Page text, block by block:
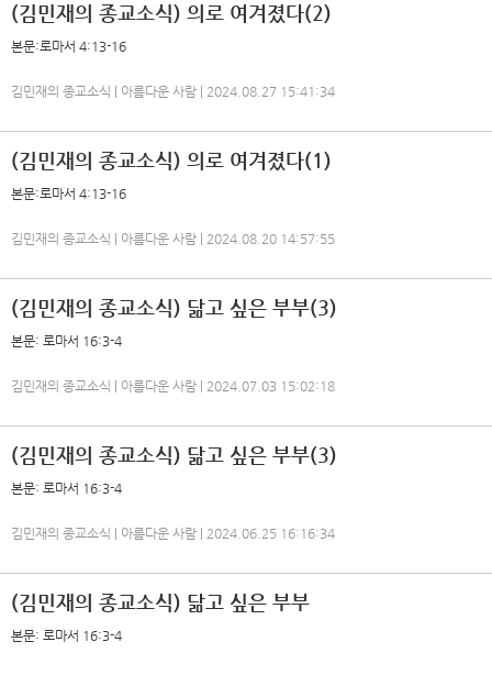
(김민재의 종교소식) 의로 여겨졌다(2)
본문:로마서 4:13-16
김민재의 종교소식 | 아름다운 사람 | 2024.08.27 15:41:34
(김민재의 종교소식) 의로 여겨졌다(1)
본문:로마서 4:13-16
김민재의 종교소식 | 아름다운 사람 | 2024.08.20 14:57:55
(김민재의 종교소식) 닮고 싶은 부부(3)
본문: 로마서 16:3-4
김민재의 종교소식 | 아름다운 사람 | 2024.07.03 15:02:18
(김민재의 종교소식) 닮고 싶은 부부(3)
본문: 로마서 16:3-4
김민재의 종교소식 | 아름다운 사람 | 2024.06.25 16:16:34
(김민재의 종교소식) 닮고 싶은 부부
본문: 로마서 16:3-4